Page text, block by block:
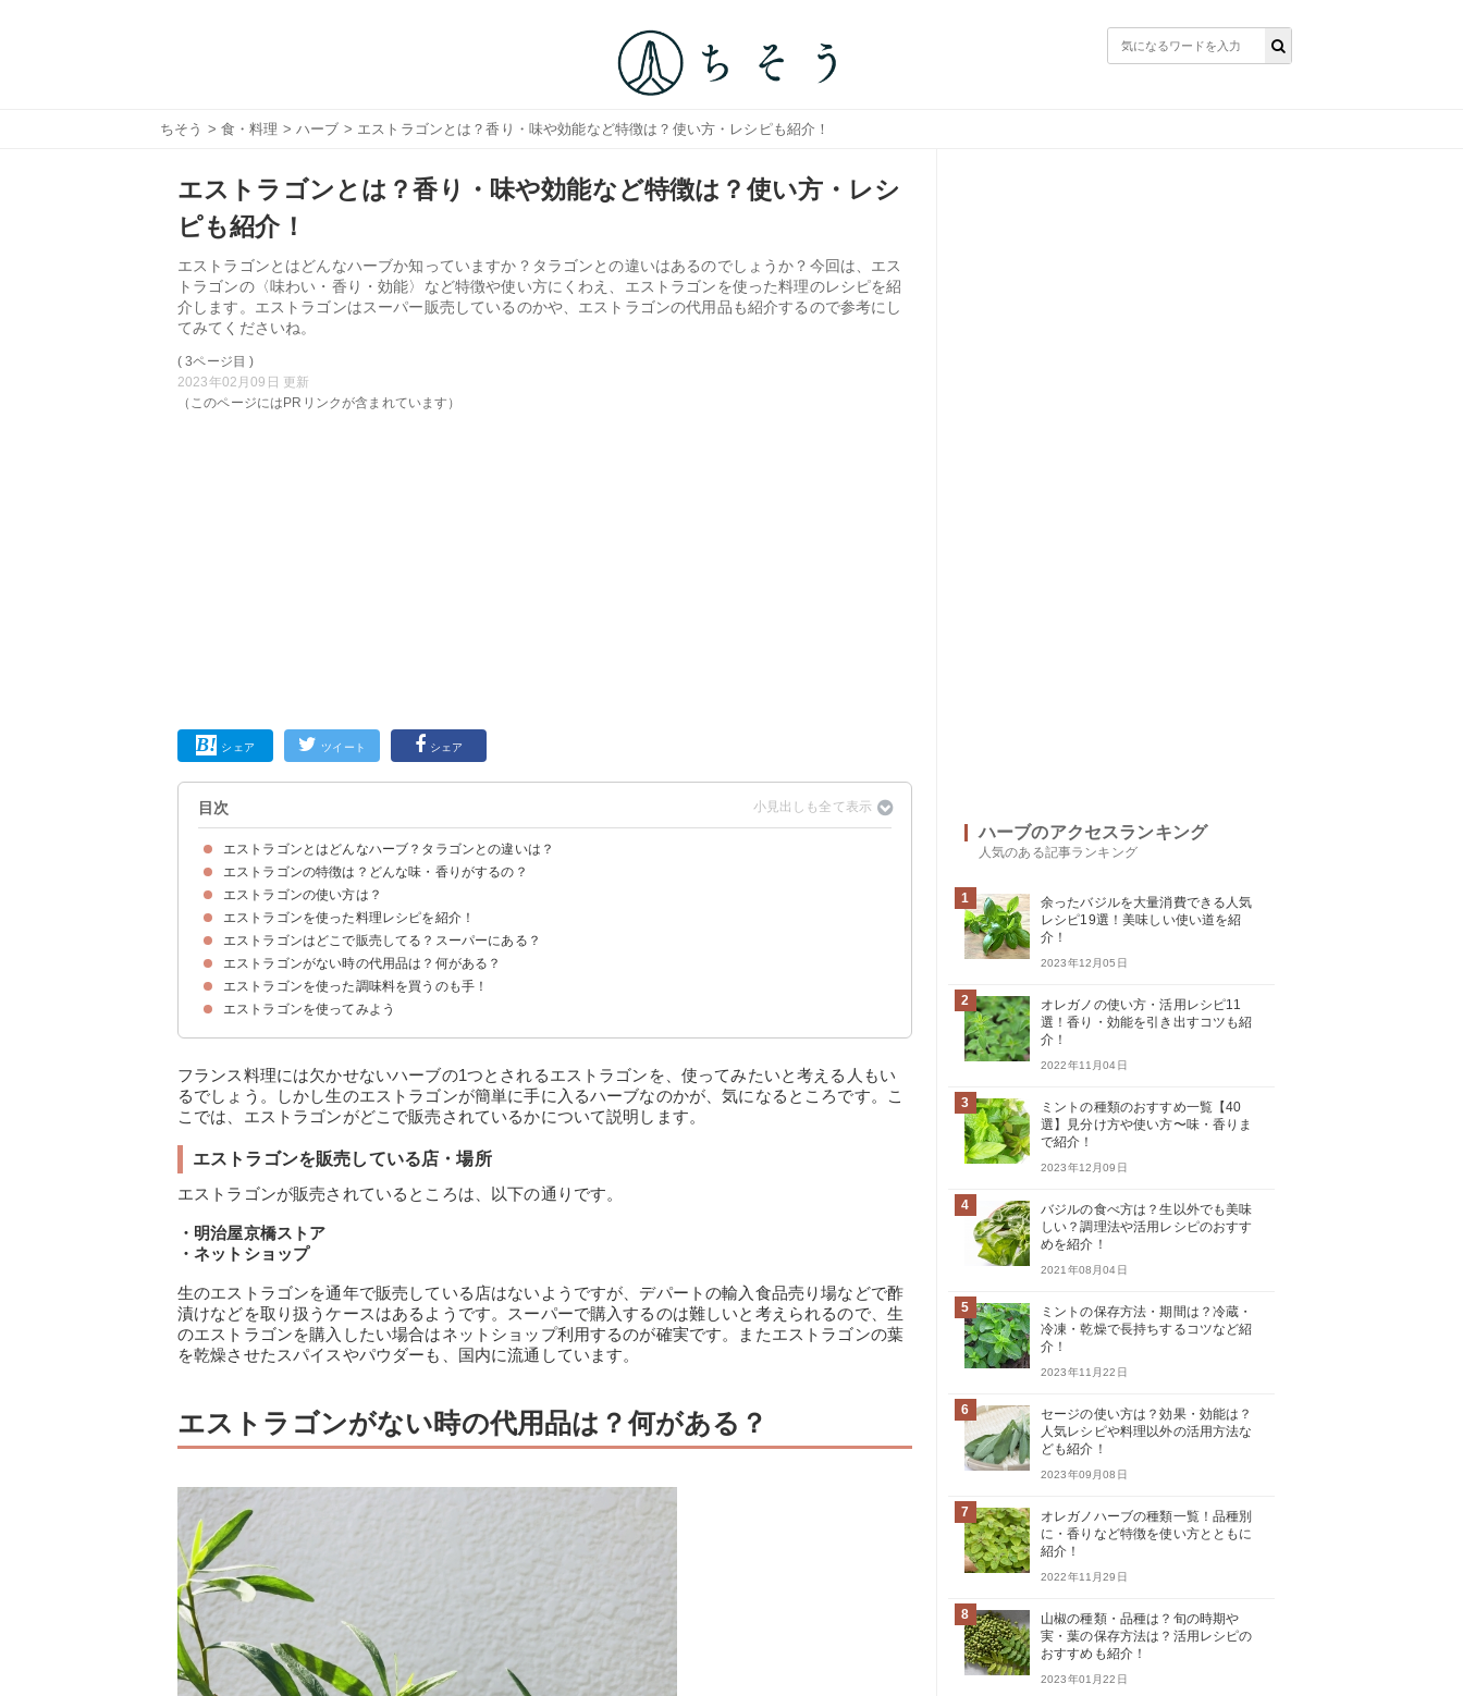
ちそう > 食・料理 >ハーブ > エストラゴンとは？香り・味や効能など特徴は？使い方・レシピも紹介！
エストラゴンとは？香り・味や効能など特徴は？使い方・レシ
ピも紹介！
エストラゴンとはどんなハーブか知っていますか？タラゴンとの違いはあるのでしょうか？今回は、エス
トラゴンの〈味わい・香り・効能〉など特徴や使い方にくわえ、エストラゴンを使った料理のレシピを紹
介します。エストラゴンはスーパー販売しているのかや、エストラゴンの代用品も紹介するので参考にし
てみてくださいね。
( 3ページ目 )
2023年02月09日 更新
（このページにはPRリンクが含まれています）
シェア ツイート シェア
目次
エストラゴンとはどんなハーブ？タラゴンとの違いは？
エストラゴンは古代ギリシャで薬草として使われていたハーブの一種
エストラゴンの中では「フレンチエストラゴン」が主流
エストラゴンとタラゴンの違いは「フランス語か英語か」のみ
エストラゴンの特徴は？どんな味・香りがするの？
エストラゴンの味わい・香りの特徴
エストラゴンの効果・効能
エストラゴンの使い方は？
エストラゴンは肉の臭みを消す
エストラゴンは香辛料・ソースとして料理のアクセントになる
エストラゴンを使った料理レシピを紹介！
①アボカドとエビの前菜エストラゴンソース
②エストラゴンが香るにんじんのポタージュ
③リブステーキのエストラゴンソース
エストラゴンはどこで販売してる？スーパーにある？
エストラゴンを販売している店・場所
エストラゴンがない時の代用品は？何がある？
①バジル
②イタリアンパセリ
③タイム
④ミント
エストラゴンを使った調味料を買うのも手！
①エストラゴンビネガー
②エストラゴンソース
エストラゴンを使ってみよう
フランス料理には欠かせないハーブの1つとされるエストラゴンを、使ってみたいと考える人もい
るでしょう。しかし生のエストラゴンが簡単に手に入るハーブなのかが、気になるところです。こ
こでは、エストラゴンがどこで販売されているかについて説明します。
エストラゴンを販売している店・場所
エストラゴンが販売されているところは、以下の通りです。
・明治屋京橋ストア
・ネットショップ
生のエストラゴンを通年で販売している店はないようですが、デパートの輸入食品売り場などで酢
漬けなどを取り扱うケースはあるようです。スーパーで購入するのは難しいと考えられるので、生
のエストラゴンを購入したい場合はネットショップ利用するのが確実です。またエストラゴンの葉
を乾燥させたスパイスやパウダーも、国内に流通しています。
エストラゴンがない時の代用品は？何がある？
ハーブのアクセスランキング
人気のある記事ランキング
1
余ったバジルを大量消費できる人気
レシピ19選！美味しい使い道を紹
介！
2023年12月05日
2
オレガノの使い方・活用レシピ11
選！香り・効能を引き出すコツも紹
介！
2022年11月04日
3
ミントの種類のおすすめ一覧【40
選】見分け方や使い方〜味・香りま
で紹介！
2023年12月09日
4
バジルの食べ方は？生以外でも美味
しい？調理法や活用レシピのおすす
めを紹介！
2021年08月04日
5
ミントの保存方法・期間は？冷蔵・
冷凍・乾燥で長持ちするコツなど紹
介！
2023年11月22日
6
セージの使い方は？効果・効能は？
人気レシピや料理以外の活用方法な
ども紹介！
2023年09月08日
7
オレガノハーブの種類一覧！品種別
に・香りなど特徴を使い方とともに
紹介！
2022年11月29日
8
山椒の種類・品種は？旬の時期や
実・葉の保存方法は？活用レシピの
おすすめも紹介！
2023年01月22日